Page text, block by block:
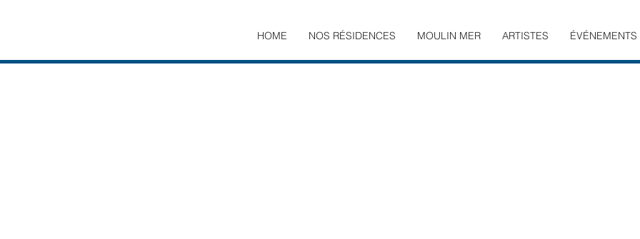
HOME NOS RÉSIDENCES MOULIN MER ARTISTES ÉVÉNEMENTS